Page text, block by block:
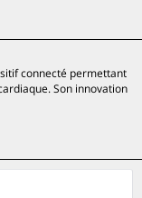
connecté permettant
Son innovation